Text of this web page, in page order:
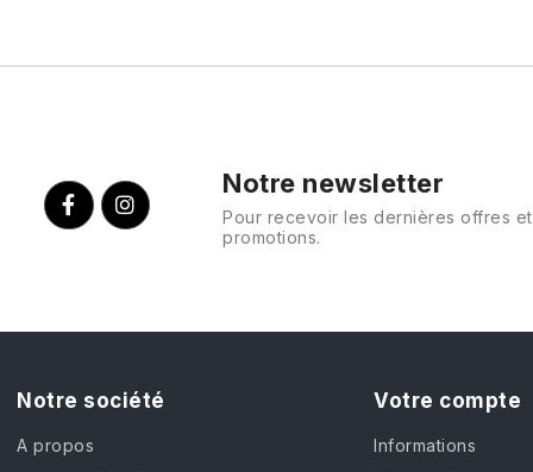
Notre newsletter
Pour recevoir les dernières offres et
promotions.
Notre société
A propos
Votre compte
Informations